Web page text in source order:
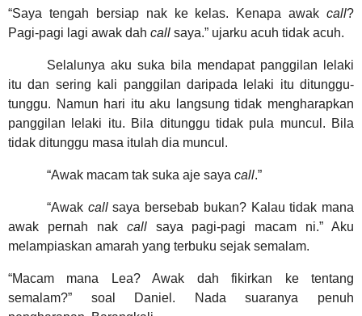
“Saya tengah bersiap nak ke kelas. Kenapa awak call?
Pagi-pagi lagi awak dah call saya.” ujarku acuh tidak acuh.
Selalunya aku suka bila mendapat panggilan lelaki
itu dan sering kali panggilan daripada lelaki itu ditunggu-
tunggu. Namun hari itu aku langsung tidak mengharapkan
panggilan lelaki itu. Bila ditunggu tidak pula muncul. Bila
tidak ditunggu masa itulah dia muncul.
“Awak macam tak suka aje saya call.”
“Awak callsaya bersebab bukan? Kalau tidak mana
awak pernah nak callsaya pagi-pagi macam ni.” Aku
melampiaskan amarah yang terbuku sejak semalam.
“Macam mana Lea? Awak dah fikirkan ke tentang
semalam?” soal Daniel. Nada suaranya penuh